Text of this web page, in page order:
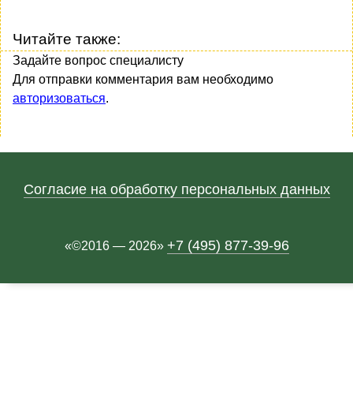
Читайте также:
Задайте вопрос специалисту
Для отправки комментария вам необходимо
авторизоваться.
Согласие на обработку персональных данных
«©2016 — 2026» +7 (495) 877-39-96